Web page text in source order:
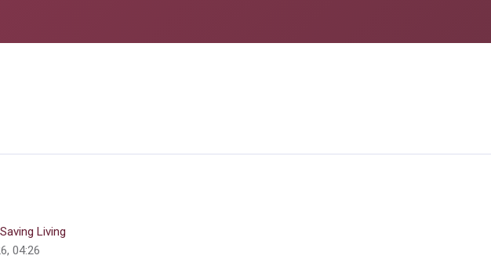
Living
04:26